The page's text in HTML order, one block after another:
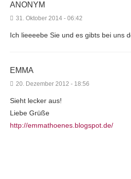
ANONYM
31. Oktober 2014 - 06:42
Ich lieeeebe Sie und es gibts bei uns
EMMA
20. Dezember 2012 - 18:56
Sieht lecker aus!
Liebe Grüße
http://emmathoenes.blogspot.de/